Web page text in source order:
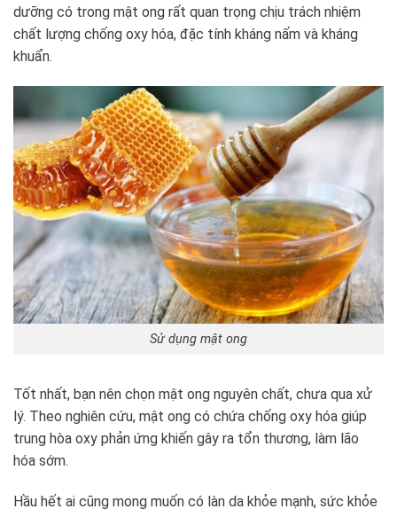
dưỡng có trong mật ong rất quan trọng chịu trách nhiệm
chất lượng chống oxy hóa, đặc tính kháng nấm và kháng
khuẩn.
Sử dụng mật ong
Tốt nhất, bạn nên chọn mật ong nguyên chất, chưa qua xử
lý. Theo nghiên cứu, mật ong có chứa chống oxy hóa giúp
trung hòa oxy phản ứng khiến gây ra tổn thương, làm lão
hóa sớm.
Hầu hết ai cũng mong muốn có làn da khỏe mạnh, sức khỏe